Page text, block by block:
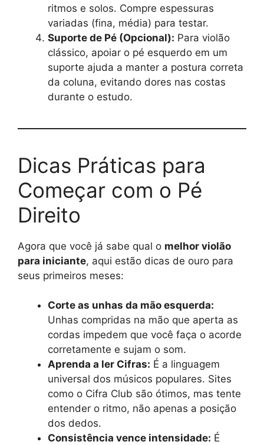
ritmos e solos. Compre espessuras
variadas (fina, média) para testar.
Suporte de Pé (Opcional): Para violão
clássico, apoiar o pé esquerdo em um
suporte ajuda a manter a postura correta
da coluna, evitando dores nas costas
durante o estudo.
Dicas Práticas para
Começar com o Pé
Direito
Agora que você já sabe qual o melhor violão
para iniciante, aqui estão dicas de ouro para
seus primeiros meses:
Corte as unhas da mão esquerda:
Unhas compridas na mão que aperta as
cordas impedem que você faça o acorde
corretamente e sujam o som.
Aprenda a ler Cifras: É a linguagem
universal dos músicos populares. Sites
como o Cifra Club são ótimos, mas tente
entender o ritmo, não apenas a posição
dos dedos.
Consistência vence intensidade: É